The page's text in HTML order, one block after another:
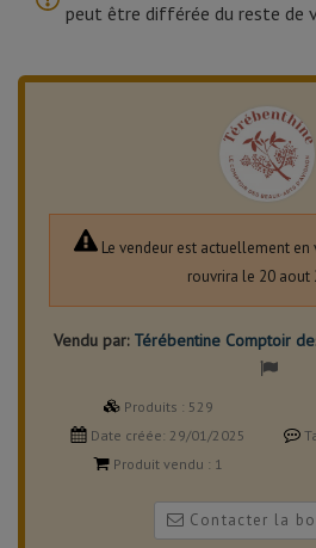
peut être différée du reste de
Le vendeur est actuellement en
rouvrira le 20 aout
Vendu par: Térébentine Comptoir
Produits : 529
Date créée: 29/01/2025
Produit vendu : 1
Contacter la